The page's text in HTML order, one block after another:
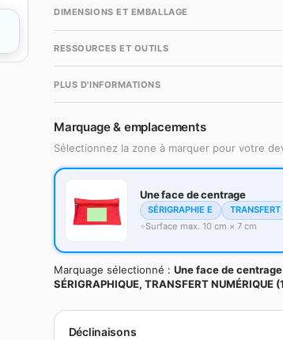
DIMENSIONS ET EMBALLAGE
RESSOURCES ET OUTILS
PLUS D'INFORMATIONS
Marquage & emplacements
Sélectionnez la zone à marquer pour votre
Une face de centrage
SÉRIGRAPHIE E
Surface max. 10 cm × 7 cm
Marquage sélectionné :Une face de centrage
SÉRIGRAPHIQUE, TRANSFERT NUMÉRIQUE
Déclinaisons